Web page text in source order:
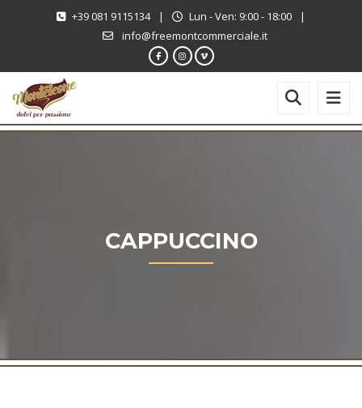
+39 081 9115134 | Lun - Ven: 9:00 - 18:00
|
info@freemontcommerciale.it
CAPPUCCINO